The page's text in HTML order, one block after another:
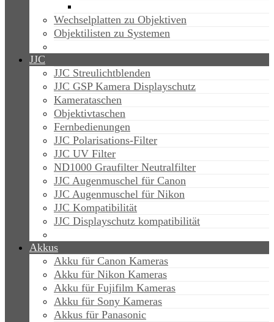
Wechselplatten zu Objektiven
Objektilisten zu Systemen
JJC
JJC Streulichtblenden
JJC GSP Kamera Displayschutz
Kamerataschen
Objektivtaschen
Fernbedienungen
JJC Polarisations-Filter
JJC UV Filter
ND1000 Graufilter Neutralfilter
JJC Augenmuschel für Canon
JJC Augenmuschel für Nikon
JJC Kompatibilität
JJC Displayschutz kompatibilität
Akkus
Akku für Canon Kameras
Akku für Nikon Kameras
Akku für Fujifilm Kameras
Akku für Sony Kameras
Akkus für Panasonic